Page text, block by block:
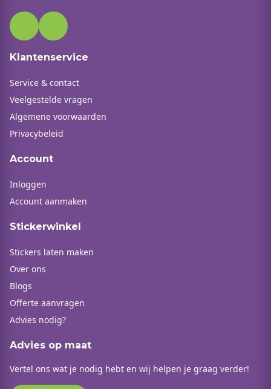
Klantenservice
Service & contact
Veelgestelde vragen
Algemene voorwaarden
Privacybeleid
Account
Inloggen
Account aanmaken
Stickerwinkel
Stickers laten maken
Over ons
Blogs
Offerte aanvragen
Advies nodig?
Advies op maat
Vertel ons wat je nodig hebt en wij helpen je graag verder!